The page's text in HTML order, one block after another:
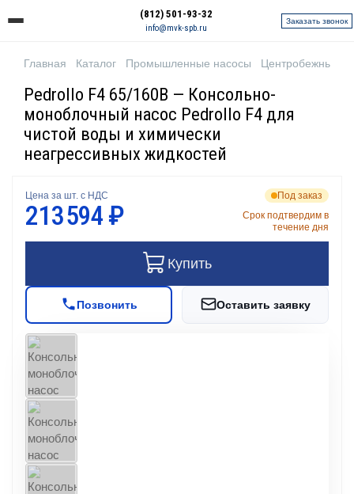
(812) 501-93-32
info@mvk-spb.ru
Заказать звонок
Главная Каталог Промышленные насосы Центробежные
Pedrollo F4 65/160B — Консольно-
моноблочный насос Pedrollo F4 для
чистой воды и химически
неагрессивных жидкостей
Цена за шт. с НДС
213 594 ₽
Под заказ
Срок подтвердим в
течение дня
Купить
Позвонить Оставить заявку